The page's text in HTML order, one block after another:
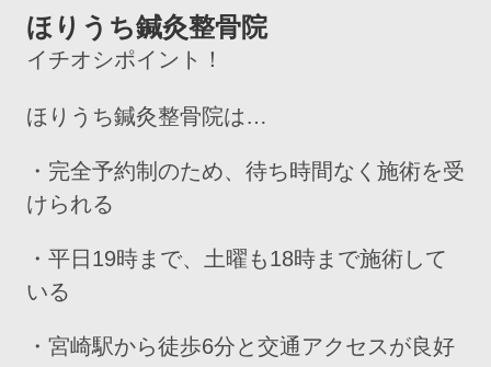
ほりうち鍼灸整骨院
イチオシポイント！
ほりうち鍼灸整骨院は…
・完全予約制のため、待ち時間なく施術を受
けられる
・平日19時まで、土曜も18時まで施術して
いる
・宮崎駅から徒歩6分と交通アクセスが良好